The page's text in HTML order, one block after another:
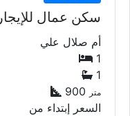
سكن عمال للإيجار
أم صلال علي
1
1
900 متر
السعر إبتداء من